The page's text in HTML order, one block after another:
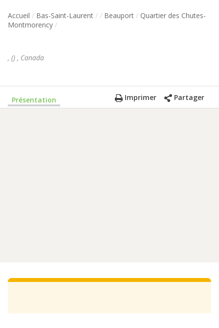
Accueil / Bas-Saint-Laurent / / Beauport / Quartier des Chutes-
Montmorency /
, () , Canada
Présentation Imprimer Partager